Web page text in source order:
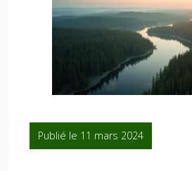
Publié le 11 mars 2024